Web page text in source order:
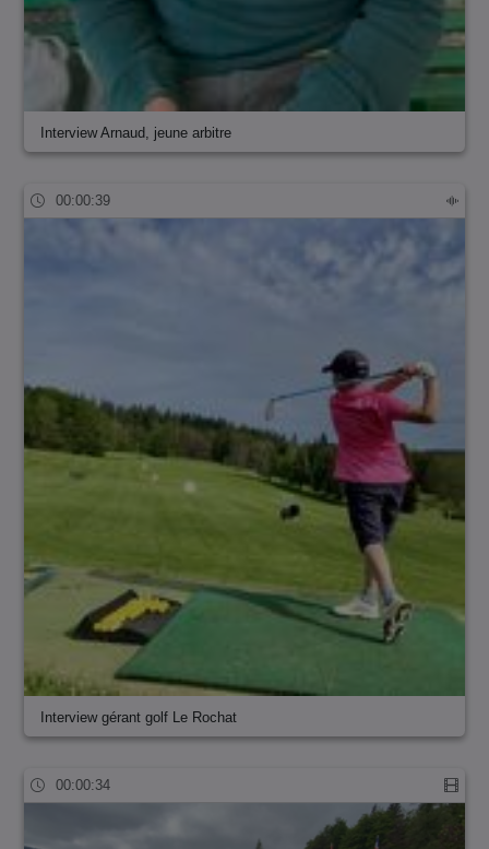
Interview Arnaud, jeune arbitre
00:00:39
Interview gérant golf Le Rochat
00:00:34